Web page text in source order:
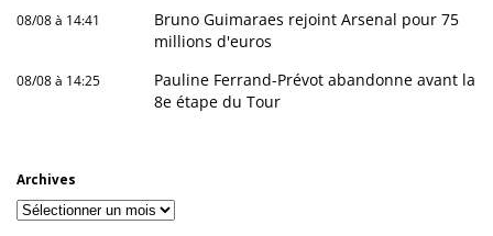
08/08 à 14:41
Bruno Guimaraes rejoint Arsenal pour 75
millions d'euros
08/08 à 14:25
Pauline Ferrand-Prévot abandonne avant la
8e étape du Tour
Archives
Archives